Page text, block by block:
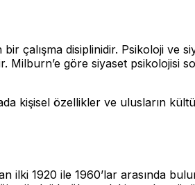
çalışma disiplinidir. Psikoloji ve
Milburn’e göre siyaset psikolojisi
kişisel özellikler ve ulusların
ilki 1920 ile 1960’lar arasında